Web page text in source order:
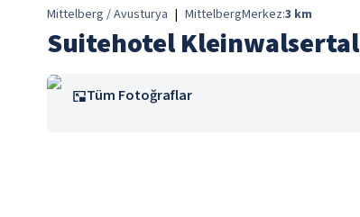
Mittelberg / Avusturya | MittelbergMerkez:3 km
Suitehotel Kleinwalsertal
Tüm Fotoğraflar